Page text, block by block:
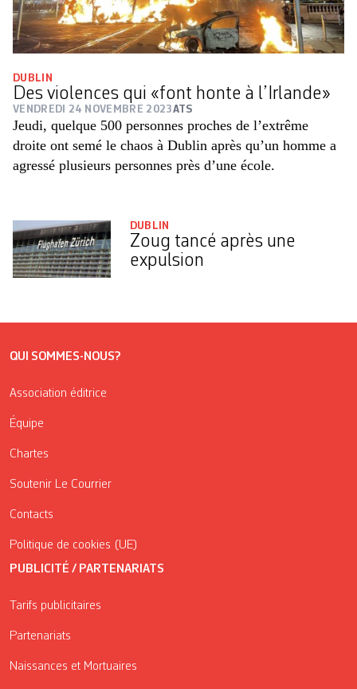
DUBLIN
Des violences qui «font honte à l’Irlande»
VENDREDI 24 NOVEMBRE 2023ATS
Jeudi, quelque 500 personnes proches de l’extrême
droite ont semé le chaos à Dublin après qu’un homme a
agressé plusieurs personnes près d’une école.
DUBLIN
Zoug tancé après une
expulsion
QUI SOMMES-NOUS?
Association éditrice
Équipe
Chartes
Soutenir Le Courrier
Contacts
Politique de cookies (UE)
PUBLICITÉ / PARTENARIATS
Tarifs publicitaires
Partenariats
Naissances et Mortuaires